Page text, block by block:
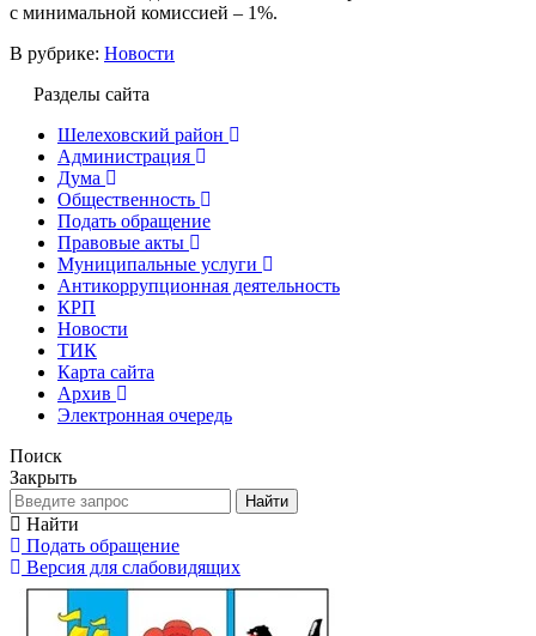
с минимальной комиссией – 1%.
В рубрике: Новости
Разделы сайта
Шелеховский район
Администрация
Дума
Общественность
Подать обращение
Правовые акты
Муниципальные услуги
Антикоррупционная деятельность
КРП
Новости
ТИК
Карта сайта
Архив
Электронная очередь
Поиск
Закрыть
Найти
Найти
Подать обращение
Версия для слабовидящих